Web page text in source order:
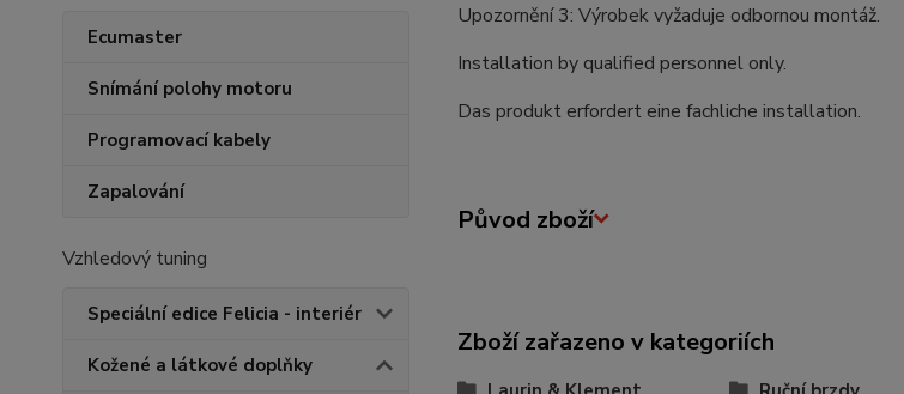
Ecumaster
Snímání polohy motoru
Programovací kabely
Zapalování
Vzhledový tuning
Speciální edice Felicia - interiér
Kožené a látkové doplňky
Upozornění 3: Výrobek vyžaduje odbornou montáž.
Installation by qualified personnel only.
Das produkt erfordert eine fachliche installation.
Původ zboží
Zboží zařazeno v kategoriích